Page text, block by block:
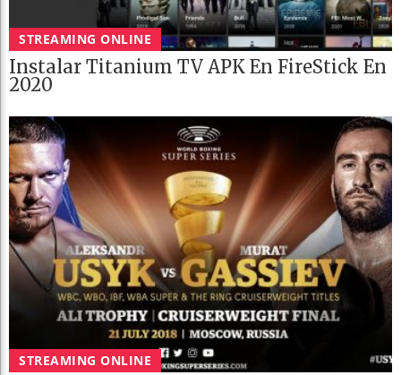
STREAMING ONLINE
Instalar Titanium TV APK En FireStick En
2020
STREAMING ONLINE